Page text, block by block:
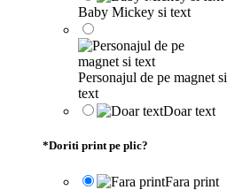
Baby Mickey si text
Personajul de pe magnet si
text
Doar text
*Doriti print pe plic?
Fara print